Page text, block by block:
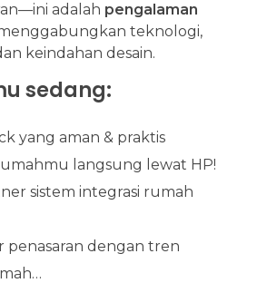
adalah pengalaman
teknologi,
keindahan desain.
sedang:
yang aman & praktis
langsung lewat HP!
sistem integrasi rumah
penasaran dengan tren